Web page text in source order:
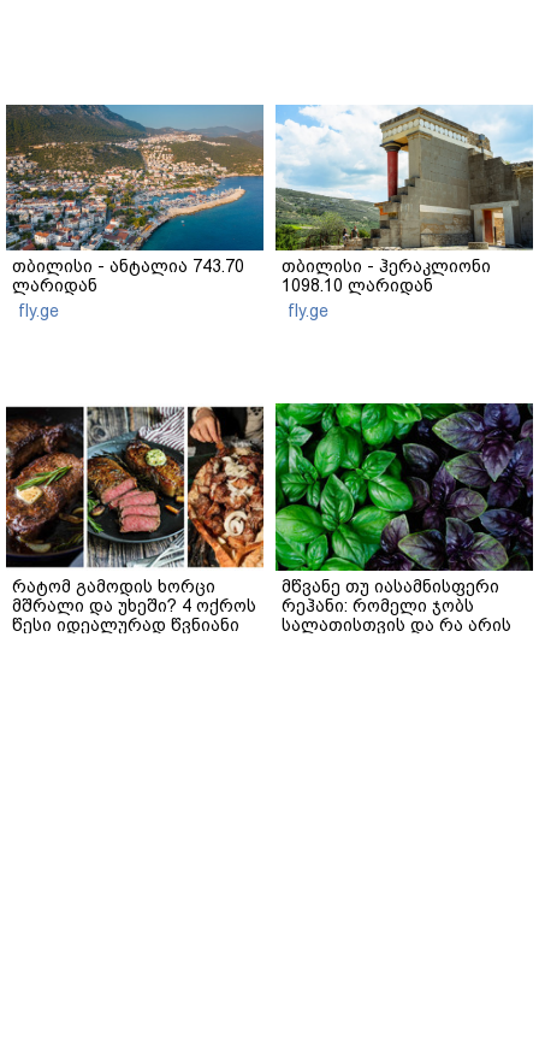
თბილისი - ანტალია 743.70
ლარიდან
fly.ge
თბილისი - ჰერაკლიონი
1098.10 ლარიდან
fly.ge
რატომ გამოდის ხორცი
მშრალი და უხეში? 4 ოქროს
წესი იდეალურად წვნიანი
მწვანე თუ იასამნისფერი
რეჰანი: რომელი ჯობს
სალათისთვის და რა არის